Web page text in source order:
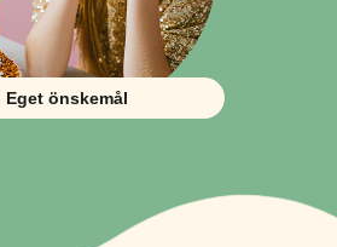
Eget önskemål